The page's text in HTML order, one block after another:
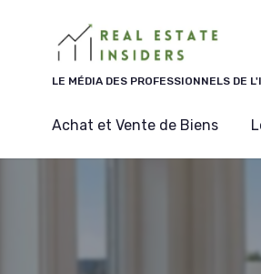
LE MÉDIA DES PROFESSIONNELS DE
Achat et Vente de Biens